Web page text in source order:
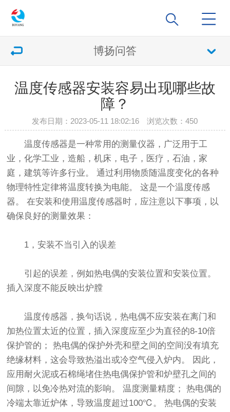
博扬问答
温度传感器安装容易出现哪些故
障？
发布日期：2023-05-11 18:02:16 浏览次数：450
温度传感器是一种常用的测量仪器，广泛用于工
业，化学工业，造船，机床，电子，医疗，石油，家
庭，建筑等许多行业。 通过利用物质随温度变化的各种
物理特性定律将温度转换为电能。 这是一个温度传感
器。 在安装和使用温度传感器时，应注意以下事项，以
确保良好的测量效果：
1，安装不当引入的误差
引起的误差，例如热电偶的安装位置和安装位置。
插入深度不能反映出炉膛
温度传感器，换句话说，热电偶不应安装在离门和
加热位置太近的位置，插入深度应至少为直径的8-10倍
保护管的； 热电偶的保护外壳和壁之间的空间没有填充
绝缘材料，这会导致热溢出或冷空气侵入炉内。 因此，
应用耐火泥或石棉绳堵住热电偶保护管和炉壁孔之间的
间隙，以免冷热对流的影响。 温度测量精度； 热电偶的
冷端太靠近炉体，导致温度超过100℃。 热电偶的安装